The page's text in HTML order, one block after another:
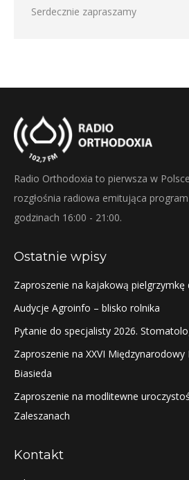
Serdecznie zapraszamy
Radio Orthodoxia to pierwsza w
rozgłośnia radiowa emitująca
godzinach 16:00 - 21:00.
Ostatnie wpisy
Zaproszenie na kajakową pielgrzymkę
Audycje Agroinfo – blisko rolnika
Pytanie do specjalisty 2026.
Zaproszenie na XXVI
Biasieda
Zaproszenie na modlitewne
Zaleszanach
Kontakt